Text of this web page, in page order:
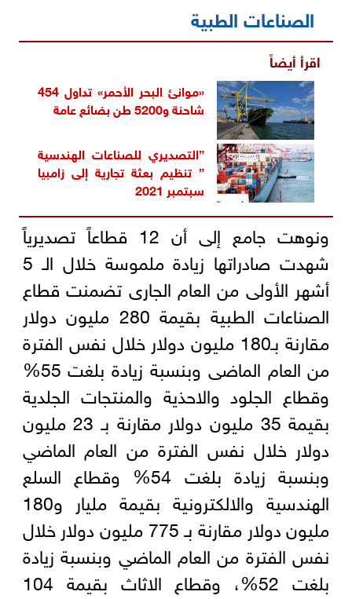
الصناعات الطبية
اقرأ أيضاً
«موانئ البحر الأحمر» تداول 454
شاحنة و5200 طن بضائع عامة
”التصديري للصناعات الهندسية
” تنظيم بعثة تجارية إلى زامبيا
سبتمبر 2021
ونوهت جامع إلى أن 12 قطاعاً تصديرياً
شهدت صادراتها زيادة ملموسة خلال الـ 5
أشهر الأولى من العام الجارى تضمنت قطاع
الصناعات الطبية بقيمة 280 مليون دولار
مقارنة بـ180 مليون دولار خلال نفس الفترة
من العام الماضى وبنسبة زيادة بلغت 55%
وقطاع الجلود والاحذية والمنتجات الجلدية
بقيمة 35 مليون دولار مقارنة بـ 23 مليون
دولار خلال نفس الفترة من العام الماضي
وبنسبة زيادة بلغت 54% وقطاع السلع
الهندسية والالكترونية بقيمة مليار و180
مليون دولار مقارنة بـ 775 مليون دولار خلال
نفس الفترة من العام الماضي وبنسبة زيادة
بلغت 52%، وقطاع الاثاث بقيمة 104